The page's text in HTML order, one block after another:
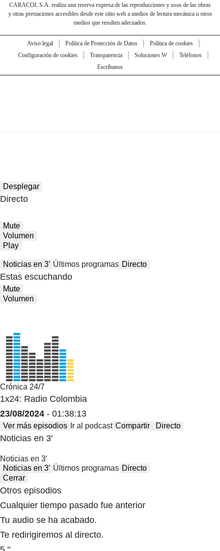
CARACOL S.A. realiza una reserva expresa de las reproducciones y usos de las obras
y otras prestaciones accesibles desde este sitio web a medios de lectura mecánica u otros
medios que resulten adecuados.
Aviso legal Política de Protección de Datos
Política de cookies
Configuración de cookies
Transparencia Soluciones W
Teléfonos
Escríbanos
Desplegar
Directo
Mute
Volumen
Play
Noticias en 3′ Últimos programas Directo
Estas escuchando
Mute
Volumen
Crónica 24/7
1x24: Radio Colombia
23/08/2024 - 01:38:13
Ver más episodios Ir al podcast Compartir Directo
Noticias en 3′
Noticias en 3′
Noticias en 3′ Últimos programas Directo
Cerrar
Otros episodios
Cualquier tiempo pasado fue anterior
Tu audio se ha acabado.
Te redirigiremos al directo.